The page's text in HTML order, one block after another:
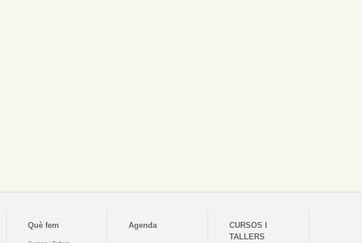
Què fem Agenda
CURSOS I
TALLERS